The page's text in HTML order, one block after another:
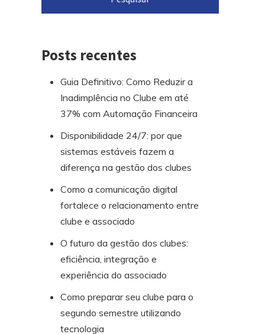
Posts recentes
Guia Definitivo: Como Reduzir a
Inadimplência no Clube em até
37% com Automação Financeira
Disponibilidade 24/7: por que
sistemas estáveis fazem a
diferença na gestão dos clubes
Como a comunicação digital
fortalece o relacionamento entre
clube e associado
O futuro da gestão dos clubes:
eficiência, integração e
experiência do associado
Como preparar seu clube para o
segundo semestre utilizando
tecnologia